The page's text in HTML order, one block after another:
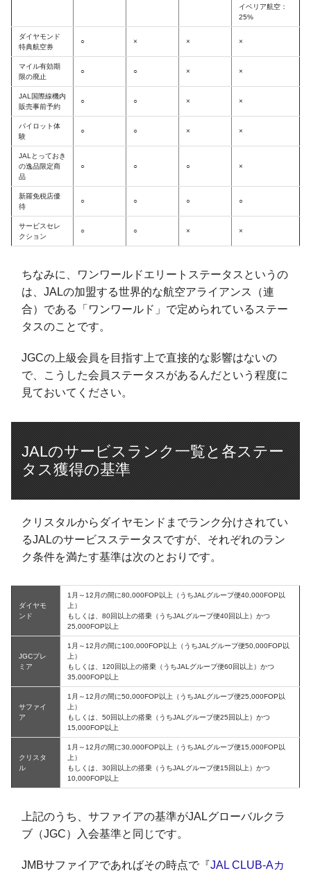
イベリア航空：
25%
ダイヤモンド
特典航空券
○ × × ×
マイル有効期
限の廃止
○ ○ × ×
JAL国際線機内
販売事前予約
○ ○ × ×
パイロット体
験
○ ○ × ×
JALとっておき
の逸品限定商
品
○ ○ ○ ×
新羅免税店優
待
○ ○ ○ ○
サービスセレ
クション
○ ○ × ×
ちなみに、ワンワールドエリートステータスというの
は、JALの加盟する世界的な航空アライアンス（連
合）である「ワンワールド」で定められているステー
タスのことです。
JGCの上級会員を目指す上で直接的な影響はないの
で、こうした会員ステータスがあるんだという程度に
見ておいてください。
JALのサービスランク一覧と各ステー
タス獲得の基準
クリスタルからダイヤモンドまでランク分けされてい
るJALのサービスステータスですが、それぞれのラン
ク条件を満たす基準は次のとおりです。
ダイヤモ
ンド
1月～12月の間に80,000FOP以上（うちJALグループ便40,000FOP以
上）
もしくは、80回以上の搭乗（うちJALグループ便40回以上）かつ
25,000FOP以上
JGCプレ
ミア
1月～12月の間に100,000FOP以上（うちJALグループ便50,000FOP以
上）
もしくは、120回以上の搭乗（うちJALグループ便60回以上）かつ
35,000FOP以上
サファイ
ア
1月～12月の間に50,000FOP以上（うちJALグループ便25,000FOP以
上）
もしくは、50回以上の搭乗（うちJALグループ便25回以上）かつ
15,000FOP以上
クリスタ
ル
1月～12月の間に30,000FOP以上（うちJALグループ便15,000FOP以
上）
もしくは、30回以上の搭乗（うちJALグループ便15回以上）かつ
10,000FOP以上
上記のうち、サファイアの基準がJALグローバルクラ
ブ（JGC）入会基準と同じです。
JMBサファイアであればその時点で『JAL CLUB-Aカ